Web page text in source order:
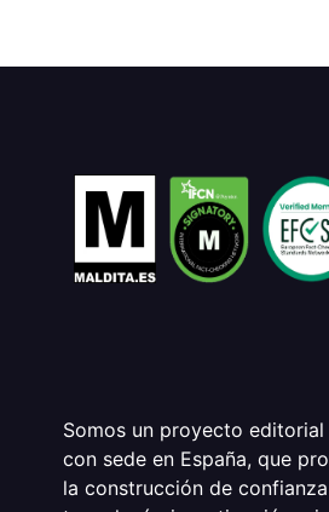
Somos un proyecto editorial
con sede en España, que
la construcción de